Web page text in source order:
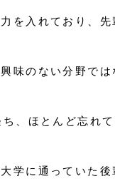
を入れており、
味のない分野で
、ほとんど忘れ
学に通っていた